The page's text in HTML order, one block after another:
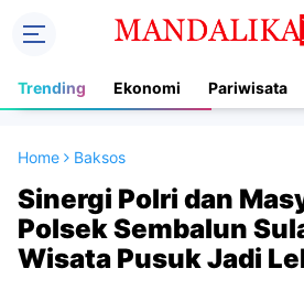
Trending Ekonomi Pariwisata
Home Baksos
Sinergi Polri dan
Polsek Sembalun
Wisata Pusuk Jadi